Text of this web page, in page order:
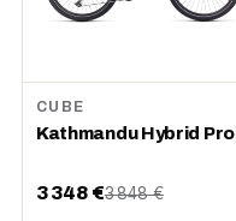
CUBE
Kathmandu Hybrid Pro
3 348 €3 848 €